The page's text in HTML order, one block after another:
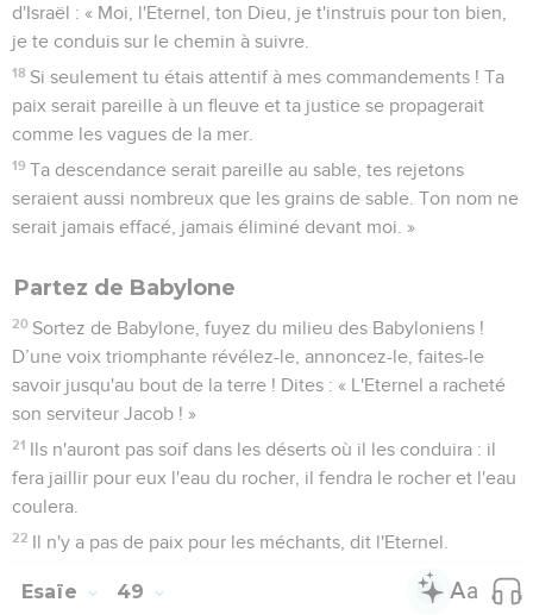
d'Israël : « Moi, l'Eternel, ton Dieu, je t'instruis pour ton bien,
je te conduis sur le chemin à suivre.
18 Si seulement tu étais attentif à mes commandements ! Ta
paix serait pareille à un fleuve et ta justice se propagerait
comme les vagues de la mer.
19 Ta descendance serait pareille au sable, tes rejetons
seraient aussi nombreux que les grains de sable. Ton nom ne
serait jamais effacé, jamais éliminé devant moi. »
Partez de Babylone
20 Sortez de Babylone, fuyez du milieu des Babyloniens !
D’une voix triomphante révélez-le, annoncez-le, faites-le
savoir jusqu'au bout de la terre ! Dites : « L'Eternel a racheté
son serviteur Jacob ! »
21 Ils n'auront pas soif dans les déserts où il les conduira : il
fera jaillir pour eux l'eau du rocher, il fendra le rocher et l'eau
coulera.
22 Il n'y a pas de paix pour les méchants, dit l'Eternel.
Esaïe 49